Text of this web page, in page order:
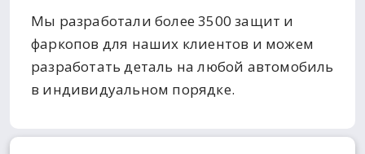
Мы разработали более 3500 защит и
фаркопов для наших клиентов и можем
разработать деталь на любой автомобиль
в индивидуальном порядке.